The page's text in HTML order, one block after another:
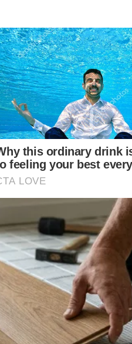
apenas pela caixa,
70% e 85%, ajuste o
e agudo ao mesmo tempo.